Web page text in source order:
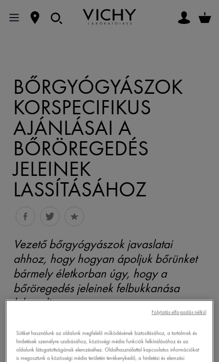
BŐRGYÓGYÁSZOK
KORSPECIFIKUS
AJÁNLÁSAI A
BŐRÖREGEDÉS
JELEINEK
LASSÍTÁSÁHOZ
Vezető bőrgyógyászok javaslatai
ahhoz, hogy hogyan ápoljuk bőrünket
bármely életkorban úgy, hogy a
bőröregedés jeleinek felbukkanása
lelassuljon.
Sütiket használunk az oldalunk megfelelő működésének biztosításához, a tartalmak és
hirdetések személyre szabásához, közösségi média funkciók felkínálásához és az
oldalunk látogatottságának elemzéséhez. Oldalhasználattal kapcsolatos információkat
is megosztunk a közösségi média területén tevékenykedő, a hirdetési és elemzési
Folytatás elfogadás nélkül